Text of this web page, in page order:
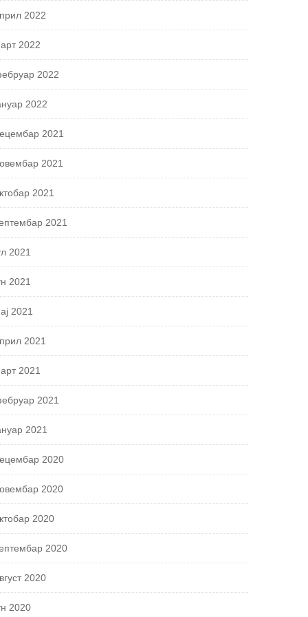
2022
2022
2022
2022
2021
2021
2021
2021
2021
2021
2021
2021
2021
2021
2021
2020
2020
2020
2020
2020
2020